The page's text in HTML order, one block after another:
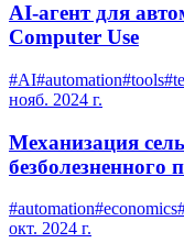
AI-агент для
Computer Use
#AI#automation#tools#
нояб. 2024 г.
Механизация
безболезненного
#automation#economics
окт. 2024 г.